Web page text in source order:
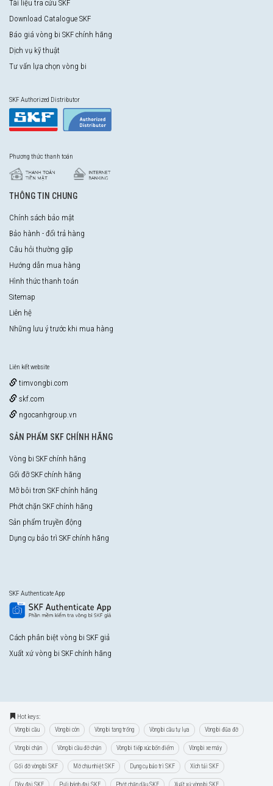
Tài liệu tra cứu SKF
Download Catalogue SKF
Báo giá vòng bi SKF chính hãng
Dịch vụ kỹ thuật
Tư vấn lựa chọn vòng bi
SKF Authorized Distributor
Phương thức thanh toán
THÔNG TIN CHUNG
Chính sách bảo mật
Bảo hành - đổi trả hàng
Câu hỏi thường gặp
Hướng dẫn mua hàng
Hình thức thanh toán
Sitemap
Liên hệ
Những lưu ý trước khi mua hàng
Liên kết website
timvongbi.com
skf.com
ngocanhgroup.vn
SẢN PHẨM SKF CHÍNH HÃNG
Vòng bi SKF chính hãng
Gối đỡ SKF chính hãng
Mỡ bôi trơn SKF chính hãng
Phớt chặn SKF chính hãng
Sản phẩm truyền động
Dụng cụ bảo trì SKF chính hãng
SKF Authenticate App
Cách phân biệt vòng bi SKF giả
Xuất xứ vòng bi SKF chính hãng
Hot keys:
Vòng bi cầu Vòng bi côn Vòng bi tang trống Vòng bi cầu tự lựa Vòng bi đũa đỡ
Vòng bi chặn Vòng bi cầu đỡ chặn Vòng bi tiếp xúc bốn điểm Vòng bi xe máy
Gối đỡ vòng bi SKF Mỡ chịu nhiệt SKF Dụng cụ bảo trì SKF Xích tải SKF
Dây đai SKF Puli bánh đai SKF Phớt chặn dầu SKF Xuất xứ vòng bi SKF